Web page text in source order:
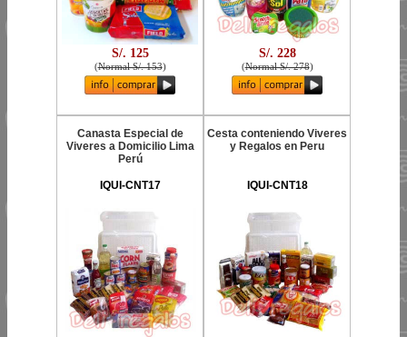
S/. 125
(Normal S/. 153)
S/. 228
(Normal S/. 278)
Canasta Especial de
Viveres a Domicilio Lima
Perú
IQUI-CNT17
Cesta conteniendo Viveres
y Regalos en Peru
IQUI-CNT18